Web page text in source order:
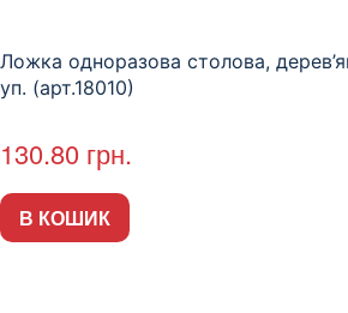
Ложка одноразова столова,
уп. (арт.18010)
130.80 грн.
В КОШИК